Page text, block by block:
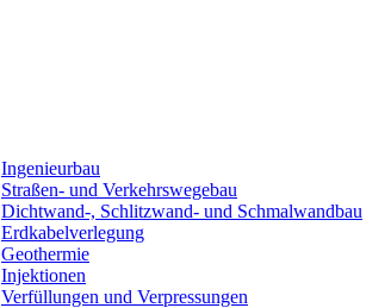
Ingenieurbau
Straßen- und Verkehrswegebau
Dichtwand-, Schlitzwand- und Schmalwandbau
Erdkabelverlegung
Geothermie
Injektionen
Verfüllungen und Verpressungen